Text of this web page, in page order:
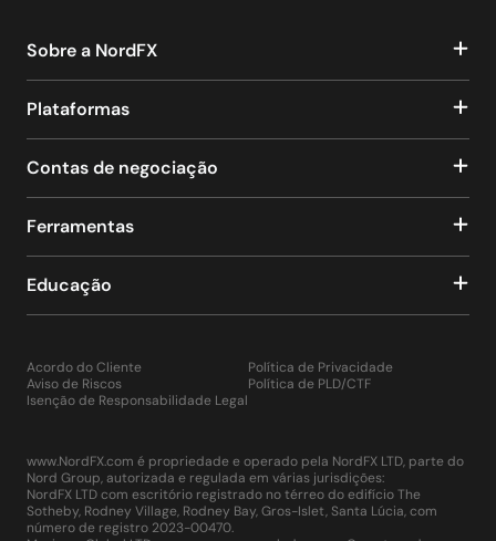
Sobre a NordFX
Plataformas
Contas de negociação
Ferramentas
Educação
Acordo do Cliente
Aviso de Riscos
Isenção de Responsabilidade Legal
Política de Privacidade
Política de PLD/CTF
www.NordFX.com é propriedade e operado pela NordFX LTD, parte do
Nord Group, autorizada e regulada em várias jurisdições:
NordFX LTD com escritório registrado no térreo do edifício The
Sotheby, Rodney Village, Rodney Bay, Gros-Islet, Santa Lúcia, com
número de registro 2023-00470.